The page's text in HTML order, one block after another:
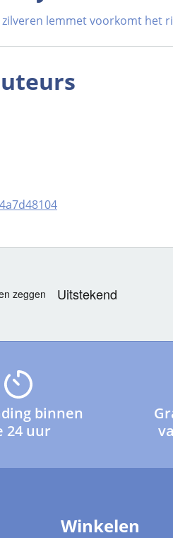
lemmet voorkomt het
binnen
24 uur
Winkelen